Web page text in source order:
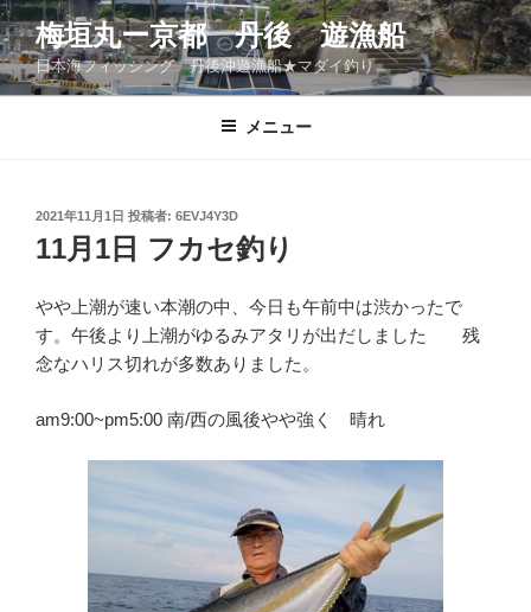
コ
ン
テ
ン
梅垣丸ー京都 丹後 遊漁船
日本海フィッシング 丹後沖遊漁船★マダイ釣り
メニュー
投
稿
日:
2021年11月1日 投稿者: 6EVJ4Y3D
11月1日 フカセ釣り
やや上潮が速い本潮の中、今日も午前中は渋かったで
す。午後より上潮がゆるみアタリが出だしました 残
念なハリス切れが多数ありました。
am9:00~pm5:00 南/西の風後やや強く 晴れ